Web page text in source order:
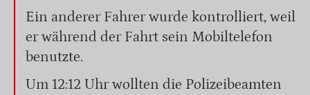
Ein anderer Fahrer wurde kontrolliert, weil
er während der Fahrt sein Mobiltelefon
benutzte.
Um 12:12 Uhr wollten die Polizeibeamten